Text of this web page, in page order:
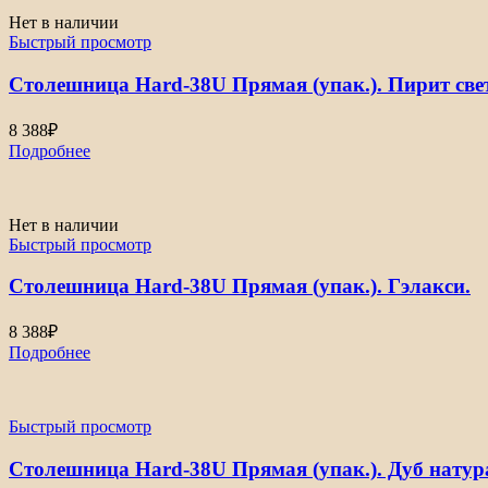
Нет в наличии
Быстрый просмотр
Столешница Hard-38U Прямая (упак.). Пирит
8 388₽
Подробнее
Нет в наличии
Быстрый просмотр
Столешница Hard-38U Прямая (упак.). Гэлакси.
8 388₽
Подробнее
Быстрый просмотр
Столешница Hard-38U Прямая (упак.). Дуб